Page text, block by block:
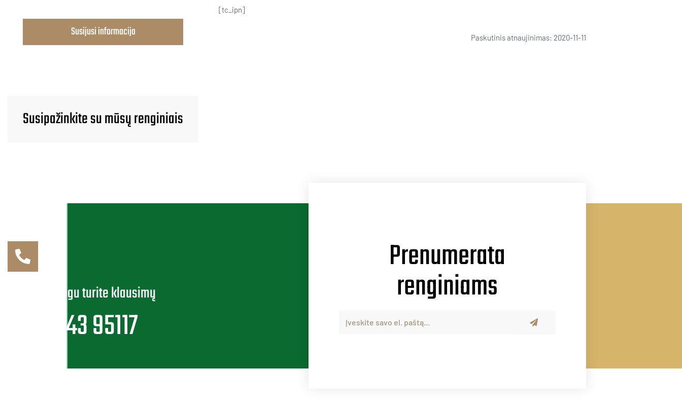
Susijusi informacija
Susipažinkite su mūsų renginiais
[tc_ipn]
Paskutinis atnaujinimas: 2020-11-11
Susiekite jeigu turite klausimų
+370 343 95117
Prenumerata
e giniamsn